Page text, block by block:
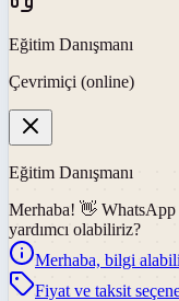
Eğitim Danışmanı
Çevrimiçi (online)
Eğitim Danışmanı
Merhaba! 👋 WhatsApp
yardımcı olabiliriz?
Merhaba, bilgi
Fiyat ve taksit